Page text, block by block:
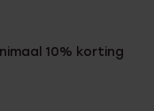
10% korting